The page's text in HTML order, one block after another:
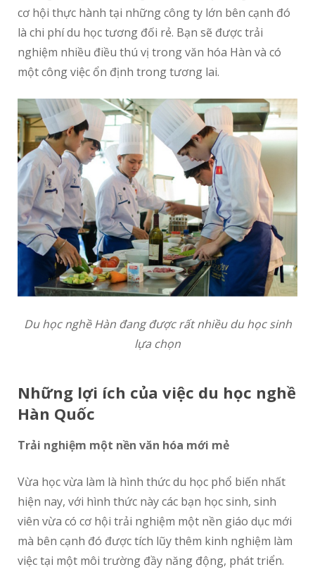
cơ hội thực hành tại những công ty lớn bên cạnh đó
là chi phí du học tương đối rẻ. Bạn sẽ được trải
nghiệm nhiều điều thú vị trong văn hóa Hàn và có
một công việc ổn định trong tương lai.
Du học nghề Hàn đang được rất nhiều du học sinh
lựa chọn
Những lợi ích của việc du học nghề
Hàn Quốc
Trải nghiệm một nền văn hóa mới mẻ
Vừa học vừa làm là hình thức du học phổ biến nhất
hiện nay, với hình thức này các bạn học sinh, sinh
viên vừa có cơ hội trải nghiệm một nền giáo dục mới
mà bên cạnh đó được tích lũy thêm kinh nghiệm làm
việc tại một môi trường đầy năng động, phát triển.